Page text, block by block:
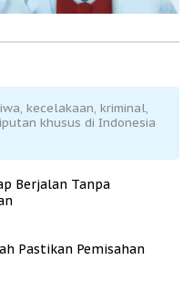
kecelakaan, kriminal,
khusus di Indonesia
Berjalan Tanpa
Pastikan Pemisahan